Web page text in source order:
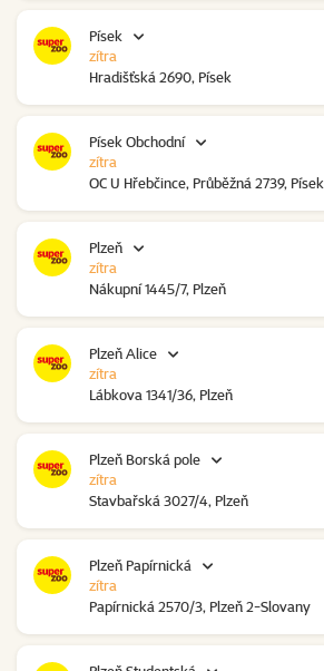
Písek
Hradišťská 2690, Písek
zítra
Písek Obchodní
OC U Hřebčince, Průběžná 2739, Písek
zítra
Plzeň
Nákupní 1445/7, Plzeň
zítra
Plzeň Alice
Lábkova 1341/36, Plzeň
zítra
Plzeň Borská pole
Stavbařská 3027/4, Plzeň
zítra
Plzeň Papírnická
Papírnická 2570/3, Plzeň 2-Slovany
zítra